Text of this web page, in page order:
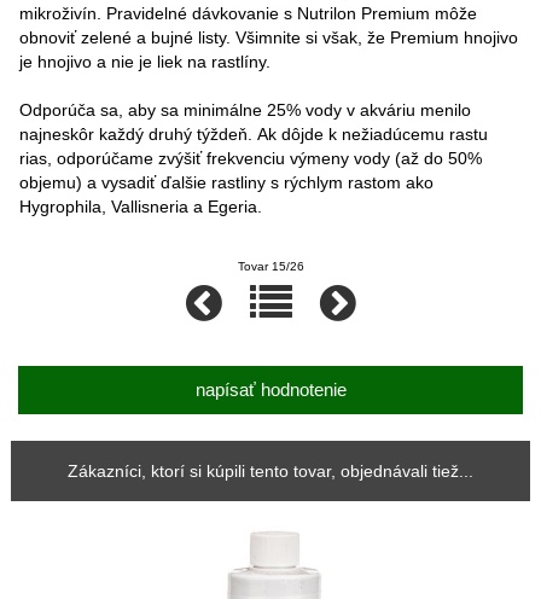
mikroživín. Pravidelné dávkovanie s Nutrilon Premium môže
obnoviť zelené a bujné listy. Všimnite si však, že Premium hnojivo
je hnojivo a nie je liek na rastlíny.
Odporúča sa, aby sa minimálne 25% vody v akváriu menilo
najneskôr každý druhý týždeň. Ak dôjde k nežiadúcemu rastu
rias, odporúčame zvýšiť frekvenciu výmeny vody (až do 50%
objemu) a vysadiť ďalšie rastliny s rýchlym rastom ako
Hygrophila, Vallisneria a Egeria.
Tovar 15/26
napísať hodnotenie
Zákazníci, ktorí si kúpili tento tovar, objednávali tiež...